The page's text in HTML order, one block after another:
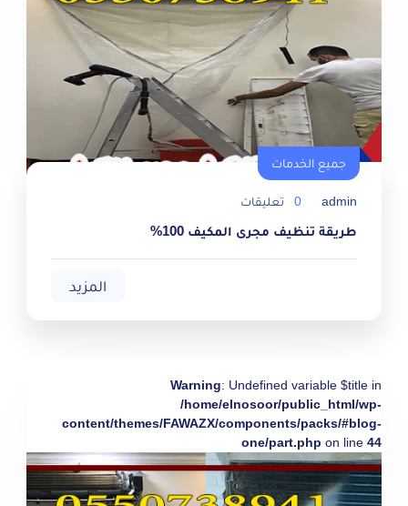
جميع الخدمات
admin
0 تعليقات
طريقة تنظيف مجرى المكيف 100%
المزيد
Warning: Undefined variable $title in
/home/elnosoor/public_html/wp-
content/themes/FAWAZX/components/packs/#blog-
one/part.php on line 44